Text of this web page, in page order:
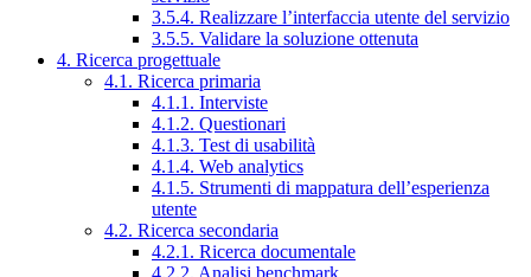
3.5.4. Realizzare l’interfaccia utente del servizio
3.5.5. Validare la soluzione ottenuta
4. Ricerca progettuale
4.1. Ricerca primaria
4.1.1. Interviste
4.1.2. Questionari
4.1.3. Test di usabilità
4.1.4. Web analytics
4.1.5. Strumenti di mappatura dell’esperienza
utente
4.2. Ricerca secondaria
4.2.1. Ricerca documentale
4.2.2. Analisi benchmark